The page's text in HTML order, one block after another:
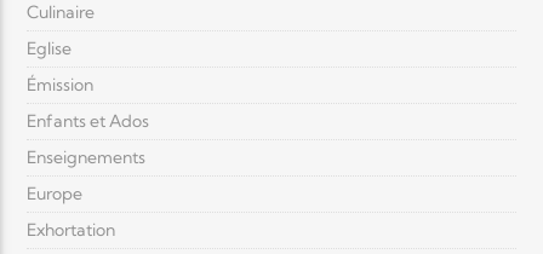
Culinaire
Eglise
Émission
Enfants et Ados
Enseignements
Europe
Exhortation